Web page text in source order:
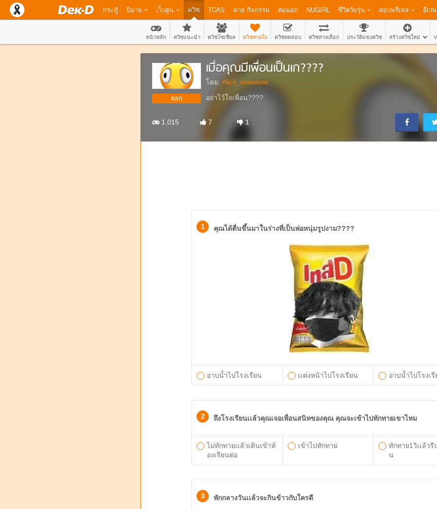
กระทู้ นิยาย เว็บตูน ควิซ TCAS ค่าย กิจกรรม ต่อนอก NUGIRL ชีวิตวัยรุ่น สอบพรีเทส อีเว
หน้าหลัก ควิซแนะนำ ควิซโซเชียล ควิซทายใจ ควิซทดสอบ ควิซทางเลือก ประวัติแข่งควิซ สร้างควิซใหม่
ตลก
เมื่อคุณมีเพื่อนเป็นเก????
โดย: Alice_wawwaw
อย่าไว้ใจเพื่อน????
1,015 7 1
1 คุณได้ตื่นขึ้นมาในร่างที่เป็นพ่อหนุ่มรูปงาม????
อาบน้ำไปโรงเรียน เเต่งหน้าไปโรงเรียน อาบน้ำไปโรงเ
2 ถึงโรงเรียนเเล้วคุณเจอเพื่อนสนิทของคุณ คุณจะเข้าไปทักทายเขาไหม
ไม่ทักทายเเล้วเดินเข้าห้
องเรียนต่อ
เข้าไปทักทาย
ทักทาย1วิเเล้วรี
น
3 พักกลางวันเเล้วจะกินข้าวกับใครดี